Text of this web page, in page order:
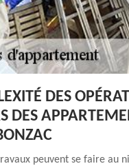
DES
DES
peuvent se faire au